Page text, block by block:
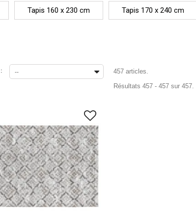
Tapis 160 x 230 cm Tapis 170 x 240 cm
-- 457 articles.
Résultats 457 - 457 sur 457.